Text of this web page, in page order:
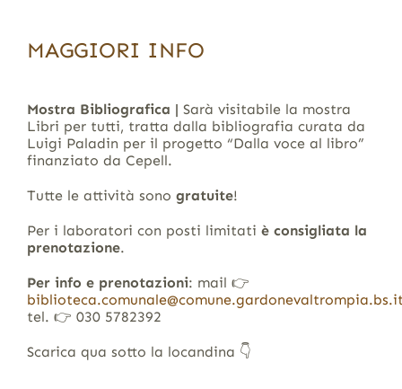
MAGGIORI INFO
Mostra Bibliografica | Sarà visitabile la mostra
Libri per tutti, tratta dalla bibliografia curata da
Luigi Paladin per il progetto “Dalla voce al libro”
finanziato da Cepell.
Tutte le attività sono gratuite!
Per i laboratori con posti limitati è consigliata la
prenotazione.
Per info e prenotazioni: mail 👉​
tel. 👉​ 030 5782392
Scarica qua sotto la locandina 👇​